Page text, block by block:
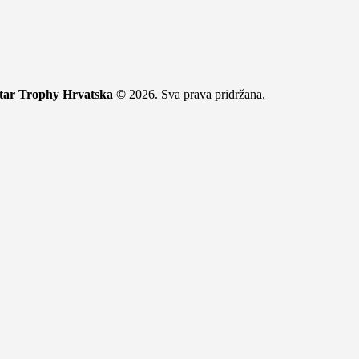
Trophy Hrvatska © 2026. Sva prava pridržana.